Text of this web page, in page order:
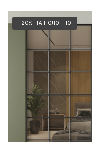
-20% НА ПОЛОТНО